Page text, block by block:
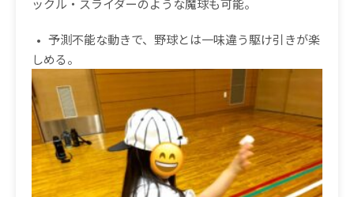
ックル・スライダーのような魔球も可能。
• 予測不能な動きで、野球とは一味違う駆け引きが楽
しめる。